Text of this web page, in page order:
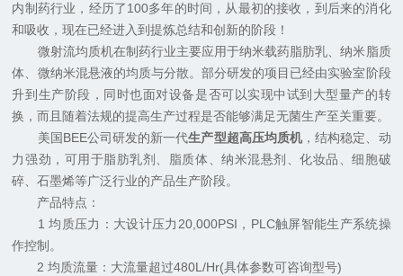
内制药行业，经历了100多年的时间，从最初的接收，到后来的消化
和吸收，现在已经进入到提炼总结和创新的阶段！
微射流均质机在制药行业主要应用于纳米载药脂肪乳、纳米脂质
体、微纳米混悬液的均质与分散。部分研发的项目已经由实验室阶段
升到生产阶段，同时也面对设备是否可以实现中试到大型量产的转
换，而且随着法规的提高生产过程是否能够满足无菌生产至关重要。
美国BEE公司研发的新一代生产型超高压均质机 ，结构稳定、动
力强劲，可用于脂肪乳剂、脂质体、纳米混悬剂、化妆品、细胞破
碎、石墨烯等广泛行业的产品生产阶段。
产品特点：
1 均质压力：大设计压力20,000PSI，PLC触屏智能生产系统操
作控制。
2 均质流量：大流量超过480L/Hr(具体参数可咨询型号)